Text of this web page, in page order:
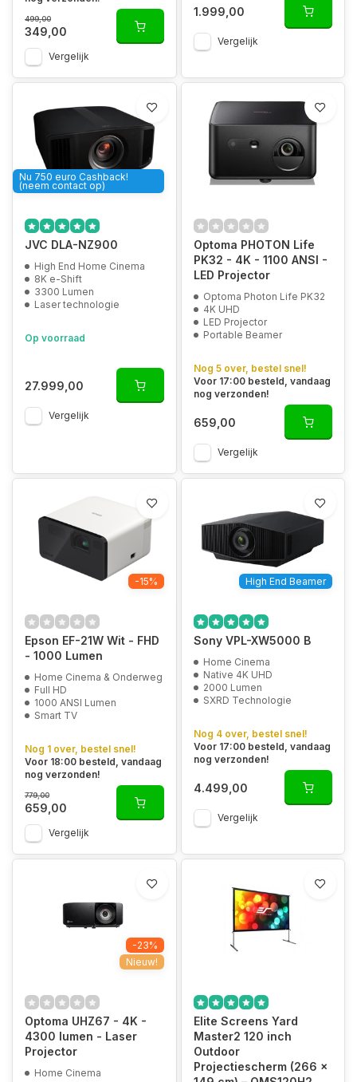
499,00
349,00
Vergelijk
1.999,00
Vergelijk
Nu 750 euro Cashback!
(neem contact op)
JVC DLA-NZ900
High End Home Cinema
8K e-Shift
3300 Lumen
Laser technologie
Op voorraad
27.999,00
Vergelijk
Optoma PHOTON Life
PK32 - 4K - 1100 ANSI -
LED Projector
Optoma Photon Life PK32
4K UHD
LED Projector
Portable Beamer
Nog 5 over, bestel snel!
Voor 17:00 besteld, vandaag
nog verzonden!
659,00
Vergelijk
-15%
Epson EF-21W Wit - FHD
- 1000 Lumen
Home Cinema & Onderweg
Full HD
1000 ANSI Lumen
Smart TV
Nog 1 over, bestel snel!
Voor 18:00 besteld, vandaag
nog verzonden!
779,00
659,00
Vergelijk
High End Beamer
Sony VPL-XW5000 B
Home Cinema
Native 4K UHD
2000 Lumen
SXRD Technologie
Nog 4 over, bestel snel!
Voor 17:00 besteld, vandaag
nog verzonden!
4.499,00
Vergelijk
-23%
Nieuw!
Optoma UHZ67 - 4K -
4300 lumen - Laser
Projector
Home Cinema
Elite Screens Yard
Master2 120 inch
Outdoor
Projectiescherm (266 x